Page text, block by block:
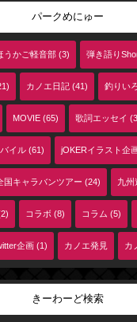
パークめにゅー
うかご軽音部 (3) 弾き語り
カノエ日記 (41) 釣りい
MOVIE (65) 歌詞エッセイ
イル (61) jOKERイラスト企
国キャラバンツアー (24) 九州
コラボ (8) コラム (5)
企画 (1) カノエ発見 カ
きーわーど検索